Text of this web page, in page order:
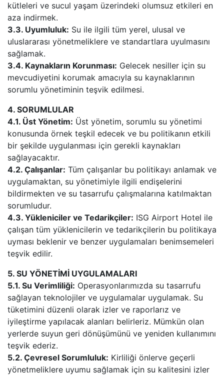
kütleleri ve sucul yaşam üzerindeki olumsuz etkileri en
aza indirmek.
3.3. Uyumluluk: Su ile ilgili tüm yerel, ulusal ve
uluslararası yönetmeliklere ve standartlara uyulmasını
sağlamak.
3.4. Kaynakların Korunması: Gelecek nesiller için su
mevcudiyetini korumak amacıyla su kaynaklarının
sorumlu yönetiminin teşvik edilmesi.
4. SORUMLULAR
4.1. Üst Yönetim: Üst yönetim, sorumlu su yönetimi
konusunda örnek teşkil edecek ve bu politikanın etkili
bir şekilde uygulanması için gerekli kaynakları
sağlayacaktır.
4.2. Çalışanlar: Tüm çalışanlar bu politikayı anlamak ve
uygulamaktan, su yönetimiyle ilgili endişelerini
bildirmekten ve su tasarrufu çalışmalarına katılmaktan
sorumludur.
4.3. Yükleniciler ve Tedarikçiler: ISG Airport Hotel ile
çalışan tüm yüklenicilerin ve tedarikçilerin bu politikaya
uyması beklenir ve benzer uygulamaları benimsemeleri
teşvik edilir.
5. SU YÖNETİMİ UYGULAMALARI
5.1. Su Verimliliği: Operasyonlarımızda su tasarrufu
sağlayan teknolojiler ve uygulamalar uygulamak. Su
tüketimini düzenli olarak izler ve raporlarız ve
iyileştirme yapılacak alanları belirleriz. Mümkün olan
yerlerde suyun geri dönüşümünü ve yeniden kullanımını
teşvik ederiz.
5.2. Çevresel Sorumluluk: Kirliliği önlerve geçerli
yönetmeliklere uyumu sağlamak için su kalitesini izler